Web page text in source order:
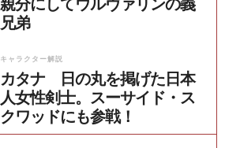
兄弟
キャラクター解説
カタナ 日の丸を掲げた日本
人女性剣士。スーサイド・ス
クワッドにも参戦！